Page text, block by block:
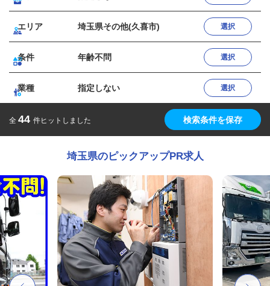
エリア 埼玉県その他(久喜市) 選択
条件 年齢不問 選択
業種 指定しない 選択
全 44 件ヒットしました 検索条件を保存
埼玉県のピックアップPR求人